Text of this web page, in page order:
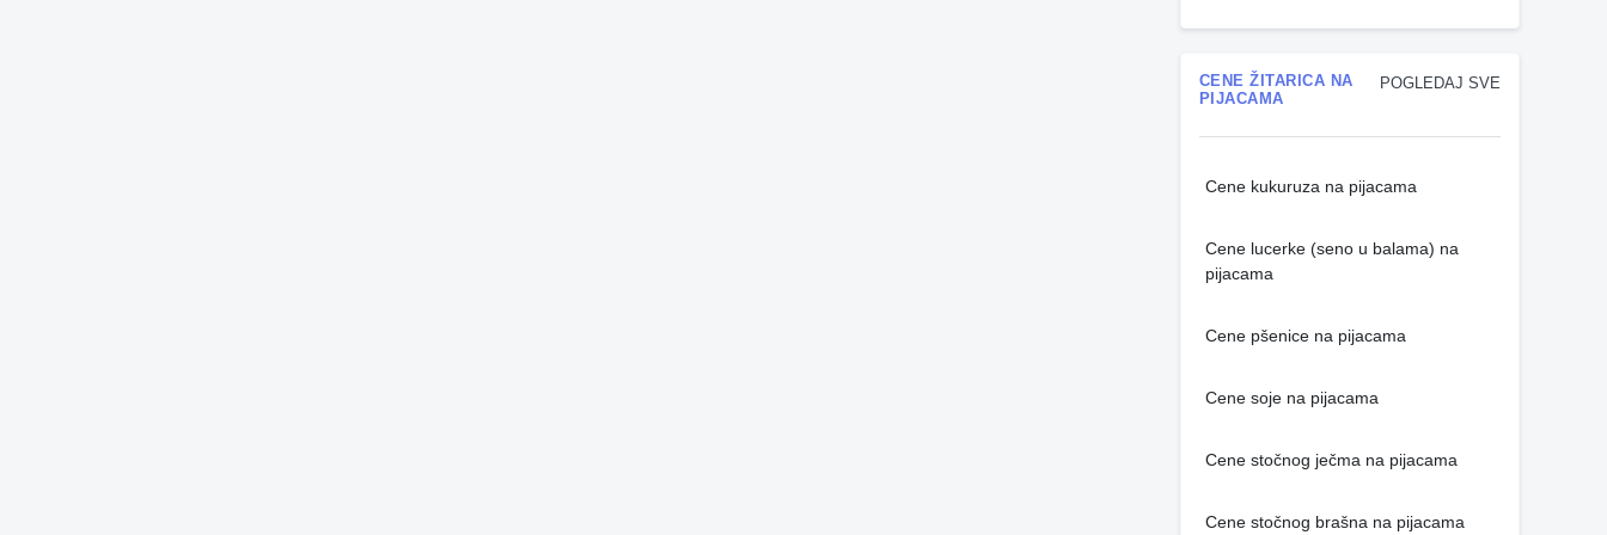
POGLEDAJ SVE
CENE ŽITARICA NA
PIJACAMA
Cene kukuruza na pijacama
Cene lucerke (seno u balama) na
pijacama
Cene pšenice na pijacama
Cene soje na pijacama
Cene stočnog ječma na pijacama
Cene stočnog brašna na pijacama